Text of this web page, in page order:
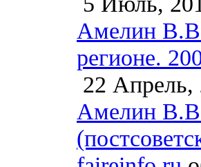
Амелин В.В.
регионе.
22 Апрель,
Амелин